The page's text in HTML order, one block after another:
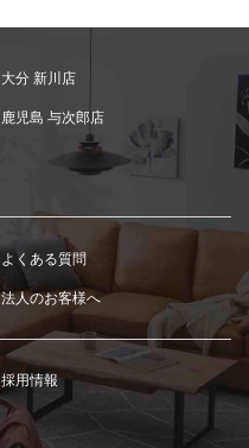
大分 新川店
鹿児島 与次郎店
よくある質問
法人のお客様へ
採用情報